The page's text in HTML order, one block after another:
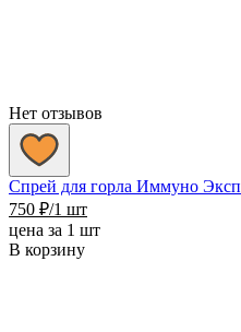
Нет отзывов
Спрей для горла Иммуно
750 ₽/1 шт
цена за 1 шт
В корзину